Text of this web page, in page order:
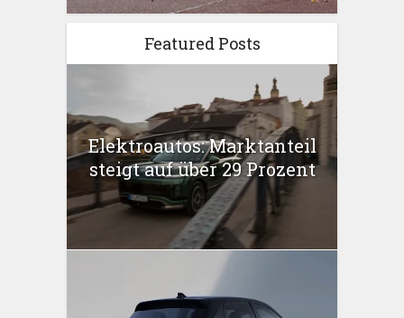
Featured Posts
Elektroautos: Marktanteil
steigt auf über 29 Prozent